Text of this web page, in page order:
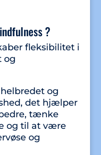
?
fleksibilitet i
og
og
det hjælper
tænke
og til at være
og